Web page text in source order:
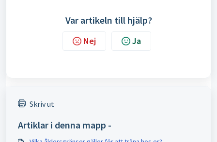
Var artikeln till hjälp?
Nej Ja
Skriv ut
Artiklar i denna mapp -